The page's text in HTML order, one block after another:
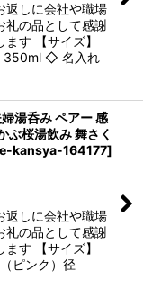
返しに会社や職場
礼の品として感謝
す 【サイズ】
350ml ◇ 名入れ
湯呑み ペアー 感
ぶ桜湯飲み 舞さく
kansya-164177]
返しに会社や職場
礼の品として感謝
す 【サイズ】
ピンク）径